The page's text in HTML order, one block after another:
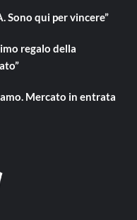
Sono qui per vincere”
regalo della
Mercato in entrata